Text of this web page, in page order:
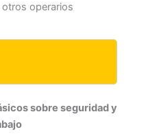
operarios
sobre seguridad y